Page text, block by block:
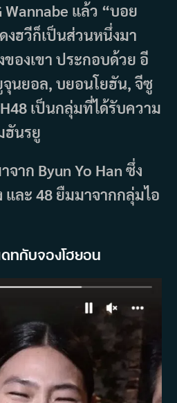
Wannabe แล้ว “บอย
งฮวีก็เป็นส่วนหนึ่งมา
องเขา ประกอบด้วย อี
จุนยอล, บยอนโยฮัน, จีซู
เป็นกลุ่มที่ได้รับความ
ฮันรยู
จาก Byun Yo Han ซึ่ง
ละ 48 ยืมมาจากกลุ่มไอ
ทกับจองโฮยอน